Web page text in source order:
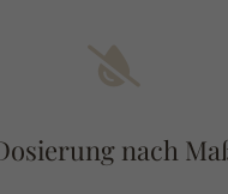
nach